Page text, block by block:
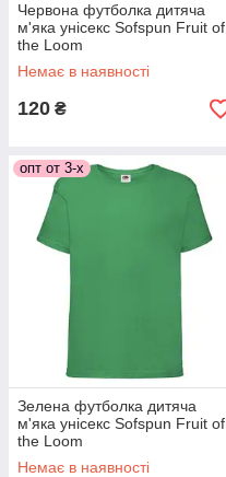
Червона футболка дитяча
м'яка унісекс Sofspun Fruit of
the Loom
Немає в наявності
120 ₴
опт от 3-х
Зелена футболка дитяча
м'яка унісекс Sofspun Fruit of
the Loom
Немає в наявності